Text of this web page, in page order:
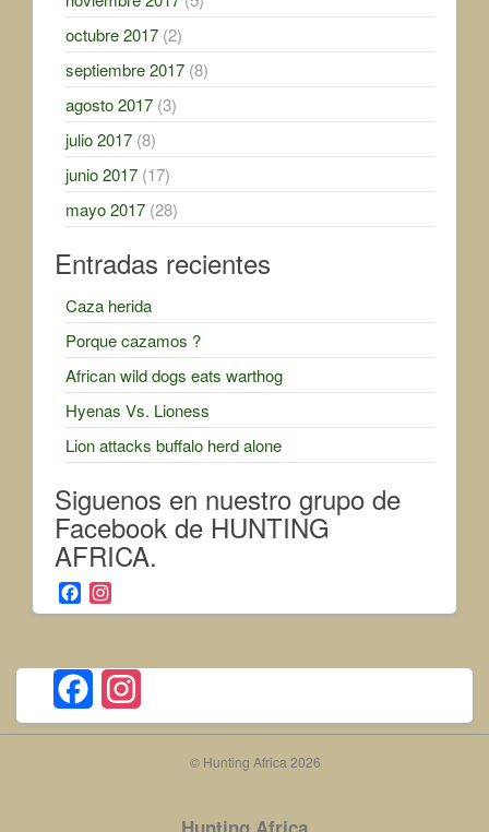
octubre 2017 (2)
septiembre 2017 (8)
agosto 2017 (3)
julio 2017 (8)
junio 2017 (17)
mayo 2017 (28)
Entradas recientes
Caza herida
Porque cazamos ?
African wild dogs eats warthog
Hyenas Vs. Lioness
Lion attacks buffalo herd alone
Siguenos en nuestro grupo de
Facebook de HUNTING
AFRICA.
F
a
b
o
o
n
a
g
r
a
n
© Hunting Africa 2026